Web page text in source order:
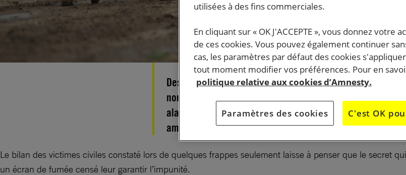
Des enquêtes médicolégales nous permettent d’attester
nombreux civils ont été tués lors de frappes aériennes.
alarmantes puisque, sous la présidence de Donald Trump,
américaines en Somalie ont triplé.
Le bilan des victimes civiles constaté lors de quelques frappes seulement laisse à penser que le secret
un écran de fumée censé leur garantir l’impunité.
utilisées à des fins commerciales.
En cliquant sur « OK J'ACCEPTE », vous donnez votre
de ces cookies. Vous pouvez également continuer
cas, les paramètres par défaut des cookies
tout moment modifier vos préférences. Pour en
politique relative aux cookies d’Amnesty.
Paramètres des cookies C'est OK